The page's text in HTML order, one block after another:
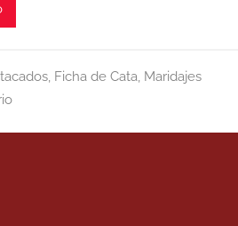
, Ficha de Cata, Maridajes